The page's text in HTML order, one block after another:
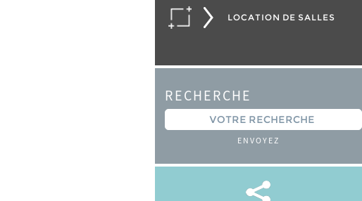
LOCATION DE SALLES
RECHERCHE
ENVOYEZ